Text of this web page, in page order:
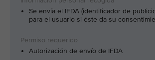
Se envía el IFDA (identificador de
para el usuario si éste da su
Autorización de envío de IFDA